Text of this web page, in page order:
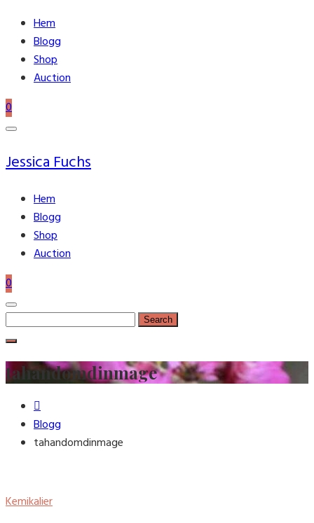
Hem
Blogg
Shop
Auction
0
Jessica Fuchs
Hem
Blogg
Shop
Auction
0
Search
for:
tahandomdinmage
Blogg
tahandomdinmage
Kemikalier